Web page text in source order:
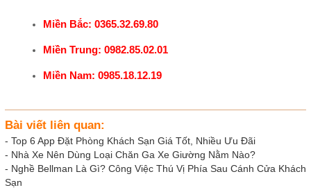
Miền Bắc: 0365.32.69.80
Miền Trung: 0982.85.02.01
Miền Nam: 0985.18.12.19
Bài viết liên quan:
- Top 6 App Đặt Phòng Khách Sạn Giá Tốt, Nhiều Ưu Đãi
- Nhà Xe Nên Dùng Loại Chăn Ga Xe Giường Nằm Nào?
- Nghề Bellman Là Gì? Công Việc Thú Vị Phía Sau Cánh Cửa Khách
Sạn